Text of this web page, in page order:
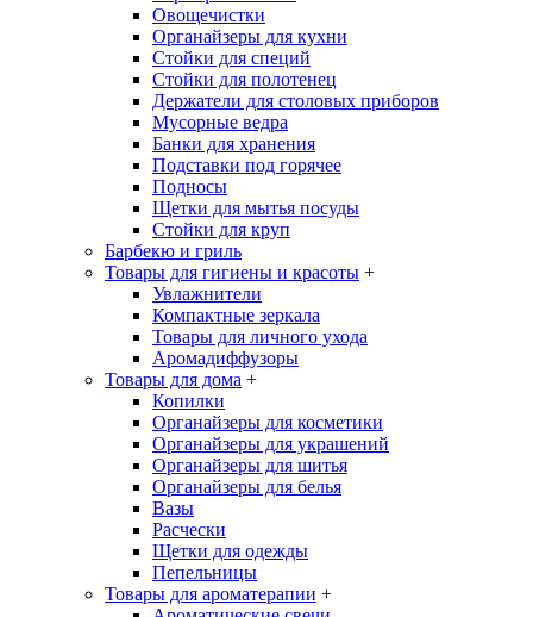
Овощечистки
Органайзеры для кухни
Стойки для специй
Стойки для полотенец
Держатели для столовых приборов
Мусорные ведра
Банки для хранения
Подставки под горячее
Подносы
Щетки для мытья посуды
Стойки для круп
Барбекю и гриль
Товары для гигиены и красоты +
Увлажнители
Компактные зеркала
Товары для личного ухода
Аромадиффузоры
Товары для дома +
Копилки
Органайзеры для косметики
Органайзеры для украшений
Органайзеры для шитья
Органайзеры для белья
Вазы
Расчески
Щетки для одежды
Пепельницы
Товары для ароматерапии +